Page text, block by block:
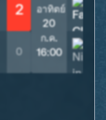
2
0
อาทิตย์
20
ก.ค.
16:00